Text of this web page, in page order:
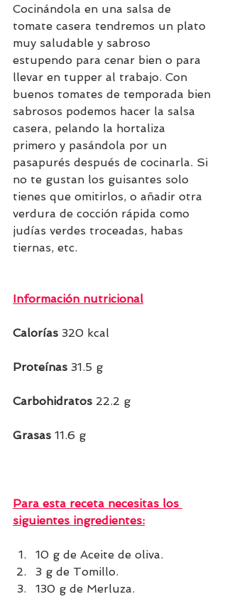
Cocinándola en una salsa de
tomate casera tendremos un plato
muy saludable y sabroso
estupendo para cenar bien o para
llevar en tupper al trabajo. Con
buenos tomates de temporada bien
sabrosos podemos hacer la salsa
casera, pelando la hortaliza
primero y pasándola por un
pasapurés después de cocinarla. Si
no te gustan los guisantes solo
tienes que omitirlos, o añadir otra
verdura de cocción rápida como
judías verdes troceadas, habas
tiernas, etc.
Información nutricional
Calorías 320 kcal
Proteínas 31.5 g
Carbohidratos 22.2 g
Grasas 11.6 g
Para esta receta necesitas los
siguientes ingredientes:
10 g de Aceite de oliva.
3 g de Tomillo.
130 g de Merluza.